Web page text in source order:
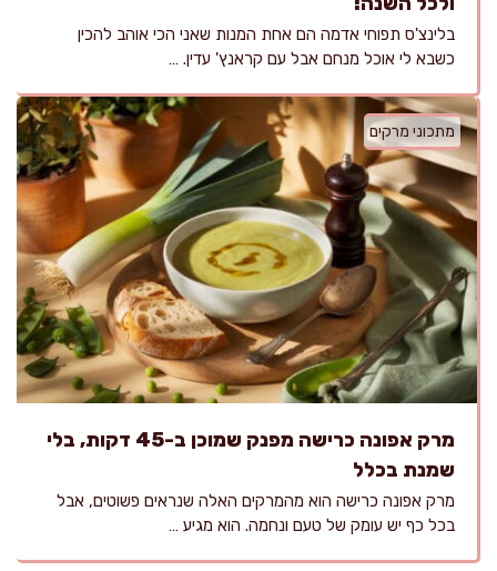
בלינצ'ס תפוחי אדמה הם אחת המנות שאני הכי אוהב להכין
כשבא לי אוכל מנחם אבל עם קראנץ' עדין. …
מתכוני מרקים
מרק אפונה כרישה מפנק שמוכן ב-45 דקות, בלי
שמנת בכלל
מרק אפונה כרישה הוא מהמרקים האלה שנראים פשוטים, אבל
בכל כף יש עומק של טעם ונחמה. הוא מגיע …